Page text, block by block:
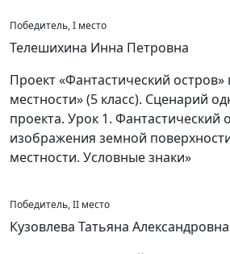
Победитель, I место
Телешихина Инна Петровна
Проект «Фантастический
местности» (5 класс). Сценарий
проекта. Урок 1. Фантастический
изображения земной
местности. Условные знаки»
Победитель, II место
Кузовлева Татьяна Александровна